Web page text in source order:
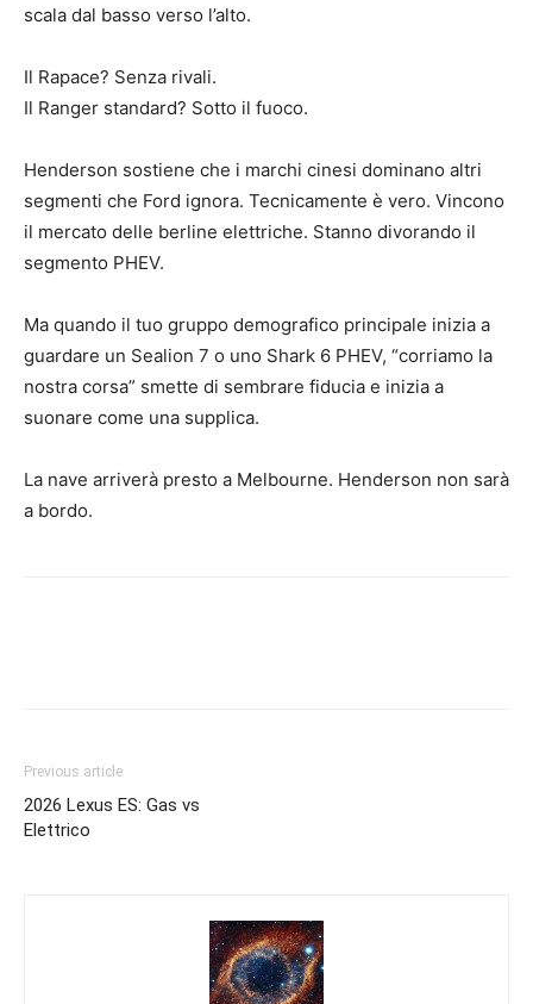
scala dal basso verso l’alto.
Il Rapace? Senza rivali.
Il Ranger standard? Sotto il fuoco.
Henderson sostiene che i marchi cinesi dominano altri
segmenti che Ford ignora. Tecnicamente è vero. Vincono
il mercato delle berline elettriche. Stanno divorando il
segmento PHEV.
Ma quando il tuo gruppo demografico principale inizia a
guardare un Sealion 7 o uno Shark 6 PHEV, “corriamo la
nostra corsa” smette di sembrare fiducia e inizia a
suonare come una supplica.
La nave arriverà presto a Melbourne. Henderson non sarà
a bordo.
Previous article
2026 Lexus ES: Gas vs
Elettrico